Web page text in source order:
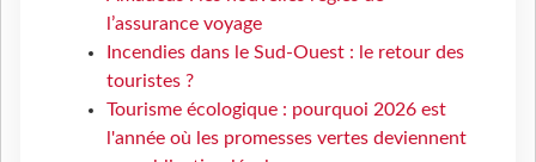
l’assurance voyage
Incendies dans le Sud-Ouest : le retour des
touristes ?
Tourisme écologique : pourquoi 2026 est
l'année où les promesses vertes deviennent